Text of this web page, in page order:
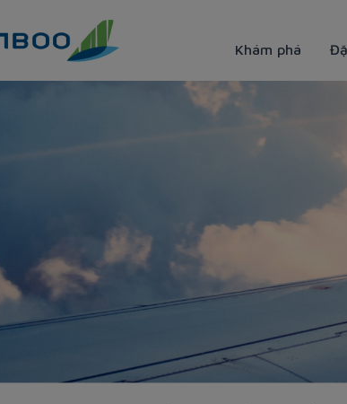
Khám phá
instruction Bamboo